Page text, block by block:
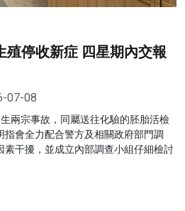
殖停收新症 四星期內交報
07-08
兩宗事故，同屬送往化驗的胚胎活檢
會全力配合警方及相關政府部門調
素干擾，並成立內部調查小組仔細檢討